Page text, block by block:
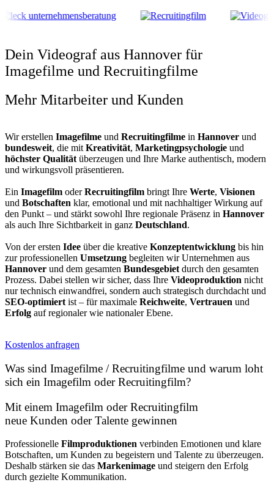
Dein Videograf aus Hannover für
Imagefilme und Recruitingfilme
Mehr Mitarbeiter und Kunden
Wir erstellen Imagefilme und Recruitingfilme in Hannover und
bundesweit, die mit Kreativität, Marketingpsychologie und
höchster Qualität überzeugen und Ihre Marke authentisch, modern
und wirkungsvoll präsentieren.
Ein Imagefilm oderRecruitingfilm bringt Ihre Werte, Visionen
und Botschaften klar, emotional und mit nachhaltiger Wirkung auf
den Punkt – und stärkt sowohl Ihre regionale Präsenz in Hannover
als auch Ihre Sichtbarkeit in ganz Deutschland.
Von der ersten Idee über die kreative Konzeptentwicklung bis hin
zur professionellen Umsetzung begleiten wir Unternehmen aus
Hannover und dem gesamten Bundesgebiet durch den gesamten
Prozess. Dabei stellen wir sicher, dass Ihre Videoproduktion nicht
nur technisch einwandfrei, sondern auch strategisch durchdacht und
SEO-optimiert ist – für maximale Reichweite, Vertrauen und
Erfolg auf regionaler wie nationaler Ebene.
Kostenlos anfragen
Was sind Imagefilme / Recruitingfilme und warum loht
sich ein Imagefilm oder Recruitingfilm?
Mit einem Imagefilm oder Recruitingfilm
neue Kunden oder Talente gewinnen
Professionelle Filmproduktionen verbinden Emotionen und klare
Botschaften, um Kunden zu begeistern und Talente zu überzeugen.
Deshalb stärken sie das Markenimage und steigern den Erfolg
durch gezielte Kommunikation.